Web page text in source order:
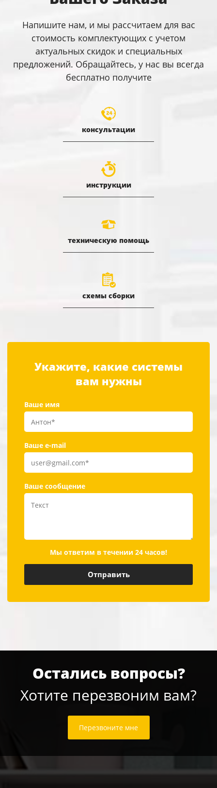
Напишите нам, и мы рассчитаем для вас
стоимость комплектующих с учетом
актуальных скидок и специальных
предложений. Обращайтесь, у нас вы всегда
бесплатно получите
консультации
инструкции
техническую помощь
схемы сборки
Укажите, какие системы
вам нужны
Ваше имя
Ваше e-mail
Ваше сообщение
Мы ответим в течении 24 часов!
Остались вопросы?
Хотите перезвоним вам?
Перезвоните мне